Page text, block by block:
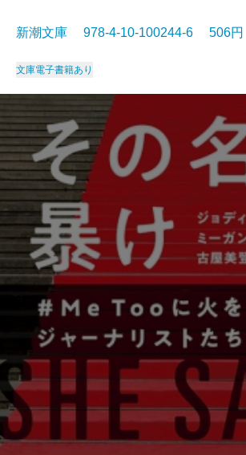
新潮文庫 978-4-10-100244-6 506
文庫電子書籍あり